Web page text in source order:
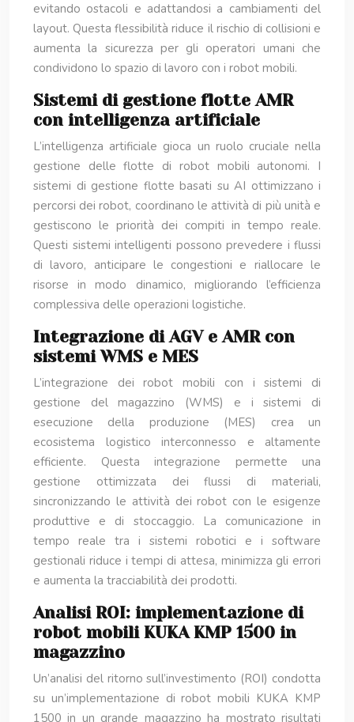
evitando ostacoli e adattandosi a cambiamenti del
layout. Questa flessibilità riduce il rischio di collisioni e
aumenta la sicurezza per gli operatori umani che
condividono lo spazio di lavoro con i robot mobili.
Sistemi di gestione flotte AMR
con intelligenza artificiale
L’intelligenza artificiale gioca un ruolo cruciale nella
gestione delle flotte di robot mobili autonomi. I
sistemi di gestione flotte basati su AI ottimizzano i
percorsi dei robot, coordinano le attività di più unità e
gestiscono le priorità dei compiti in tempo reale.
Questi sistemi intelligenti possono prevedere i flussi
di lavoro, anticipare le congestioni e riallocare le
risorse in modo dinamico, migliorando l’efficienza
complessiva delle operazioni logistiche.
Integrazione di AGV e AMR con
sistemi WMS e MES
L’integrazione dei robot mobili con i sistemi di
gestione del magazzino (WMS) e i sistemi di
esecuzione della produzione (MES) crea un
ecosistema logistico interconnesso e altamente
efficiente. Questa integrazione permette una
gestione ottimizzata dei flussi di materiali,
sincronizzando le attività dei robot con le esigenze
produttive e di stoccaggio. La comunicazione in
tempo reale tra i sistemi robotici e i software
gestionali riduce i tempi di attesa, minimizza gli errori
e aumenta la tracciabilità dei prodotti.
Analisi ROI: implementazione di
robot mobili KUKA KMP 1500 in
magazzino
Un’analisi del ritorno sull’investimento (ROI) condotta
su un’implementazione di robot mobili KUKA KMP
1500 in un grande magazzino ha mostrato risultati